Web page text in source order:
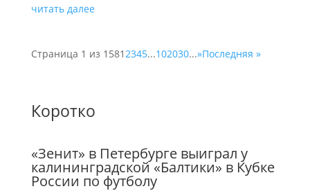
читать далее
Страница 1 из 15812345...102030...»Последняя »
Коротко
«Зенит» в Петербурге выиграл у
калининградской «Балтики» в Кубке
России по футболу